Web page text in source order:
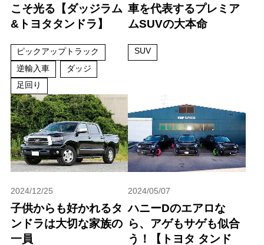
こそ光る【ダッジラム
&トヨタタンドラ】
ピックアップトラック
逆輸入車
ダッジ
足回り
車を代表するプレミア
ムSUVの大本命
SUV
2024/12/25
子供からも好かれるタ
ンドラは大切な家族の
一員
2024/05/07
ハニーDのエアロな
ら、アゲもサゲも似合
う！【トヨタ タンド